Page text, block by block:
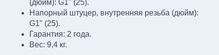
(дюйм): G1" (25).
Напорный штуцер, внутренняя резьба (дюйм):
G1" (25).
Гарантия: 2 года.
Вес: 9,4 кг.